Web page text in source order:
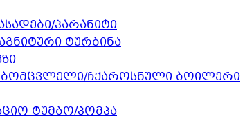
პარანიტი
ტურბინა
ჩქაროსნული ბოილერი
ტუმბო/პომპა